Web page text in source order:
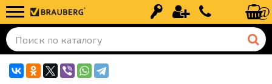
Вход Регистрация+7 (499) 110-